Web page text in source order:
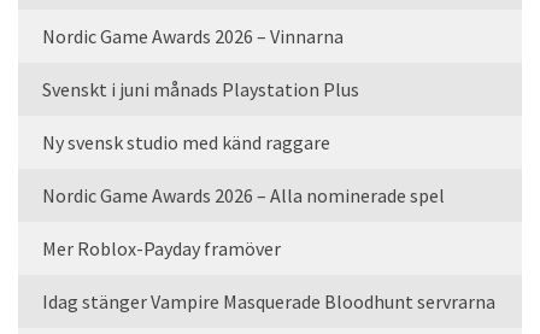
Nordic Game Awards 2026 – Vinnarna
Svenskt i juni månads Playstation Plus
Ny svensk studio med känd raggare
Nordic Game Awards 2026 – Alla nominerade spel
Mer Roblox-Payday framöver
Idag stänger Vampire Masquerade Bloodhunt servrarna